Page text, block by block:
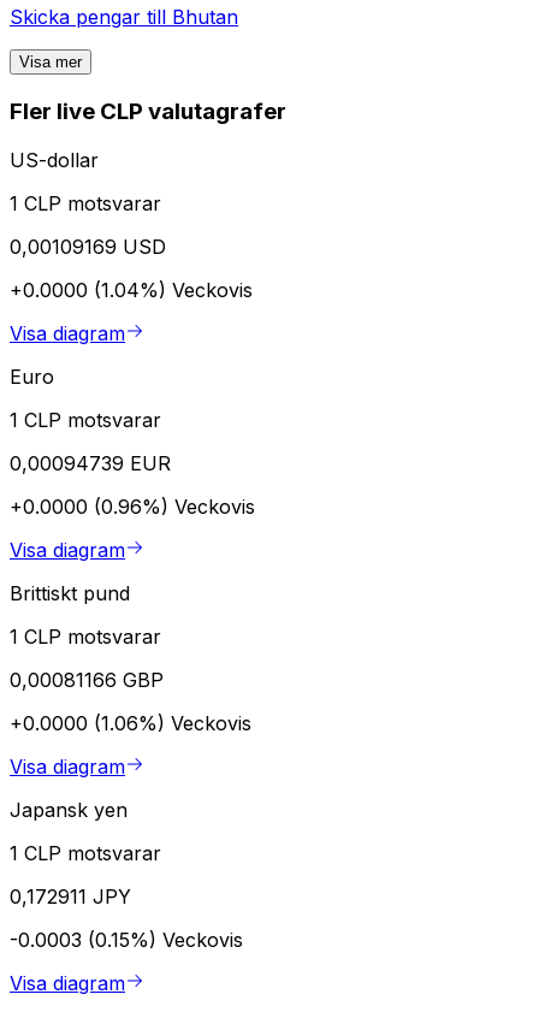
Skicka pengar till Bhutan
Visa mer
Fler live CLP valutagrafer
US-dollar
1 CLP motsvarar
0,00109169 USD
+0.0000 (1.04%) Veckovis
Visa diagram
Euro
1 CLP motsvarar
0,00094739 EUR
+0.0000 (0.96%) Veckovis
Visa diagram
Brittiskt pund
1 CLP motsvarar
0,00081166 GBP
+0.0000 (1.06%) Veckovis
Visa diagram
Japansk yen
1 CLP motsvarar
0,172911 JPY
-0.0003 (0.15%) Veckovis
Visa diagram